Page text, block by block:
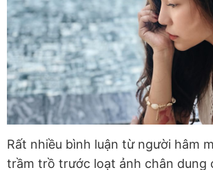
Rất nhiều bình luận từ người hâm
trầm trồ trước loạt ảnh chân dung